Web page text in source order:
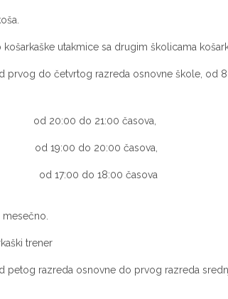
utakmice sa drugim školicama
prvog do četvrtog razreda osnovne škole, od
do 21:00 časova,
do 20:00 časova,
do 18:00 časova
trener
petog razreda osnovne do prvog razreda